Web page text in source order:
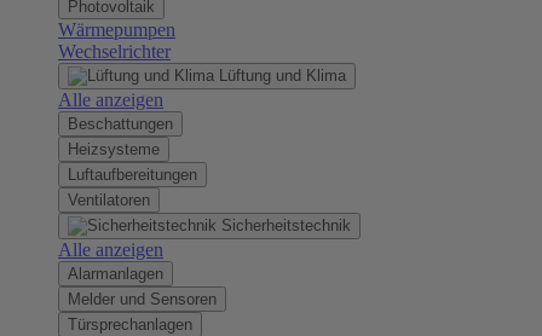
Photovoltaik
Wärmepumpen
Wechselrichter
Lüftung und Klima
Alle anzeigen
Beschattungen
Heizsysteme
Luftaufbereitungen
Ventilatoren
Sicherheitstechnik
Alle anzeigen
Alarmanlagen
Melder und Sensoren
Türsprechanlagen